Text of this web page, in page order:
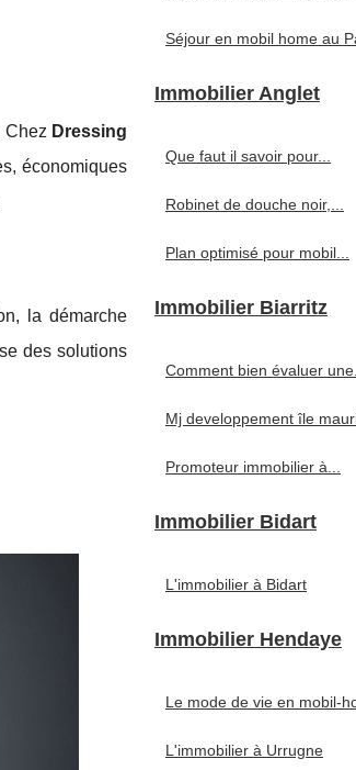
Chez Dressing
économiques
la démarche
des solutions
Séjour en mobil home au
Immobilier Anglet
Que faut il savoir pour...
Robinet de douche noir,...
Plan optimisé pour mobil...
Immobilier Biarritz
Comment bien évaluer
Mj developpement île
Promoteur immobilier à...
Immobilier Bidart
L'immobilier à Bidart
Immobilier Hendaye
Le mode de vie en mobil-
L'immobilier à Urrugne